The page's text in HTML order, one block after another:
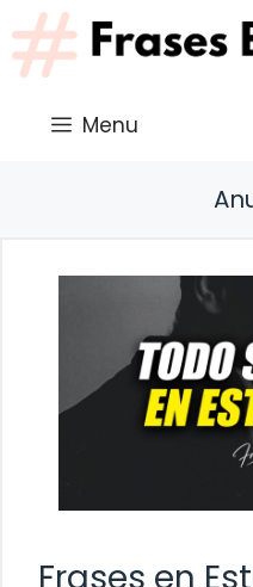
Saltar
al
contenido
Menu